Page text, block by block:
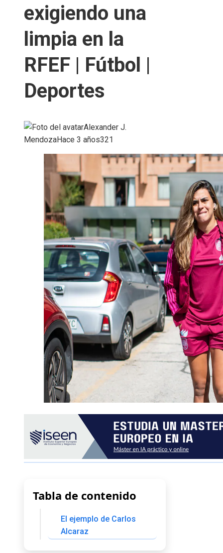
exigiendo una
limpia en la
RFEF | Fútbol |
Deportes
Alexander J.
MendozaHace 3 años321
Tabla de contenido
El ejemplo de Carlos
Alcaraz